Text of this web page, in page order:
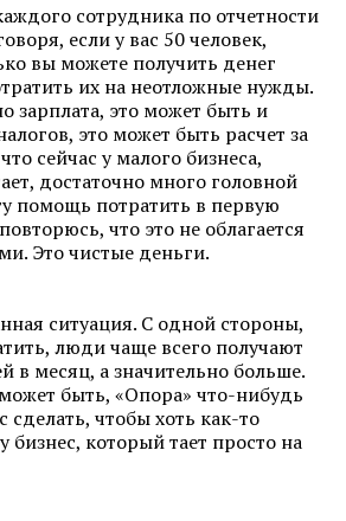
сотрудника по отчетности
если у вас 50 человек,
вы можете получить денег
их на неотложные нужды.
зарплата, это может быть и
это может быть расчет за
сейчас у малого бизнеса,
достаточно много головной
помощь потратить в первую
что это не облагается
Это чистые деньги.
ситуация. С одной стороны,
люди чаще всего получают
в месяц, а значительно больше.
быть, «Опора» что-нибудь
сделать, чтобы хоть как-то
бизнес, который тает просто на